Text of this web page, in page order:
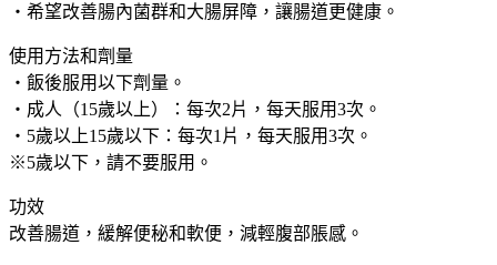
・希望改善腸內菌群和大腸屏障，讓腸道更健康。
使用方法和劑量
・飯後服用以下劑量。
・成人（15歲以上）：每次2片，每天服用3次。
・5歲以上15歲以下：每次1片，每天服用3次。
※5歲以下，請不要服用。
功效
改善腸道，緩解便秘和軟便，減輕腹部脹感。